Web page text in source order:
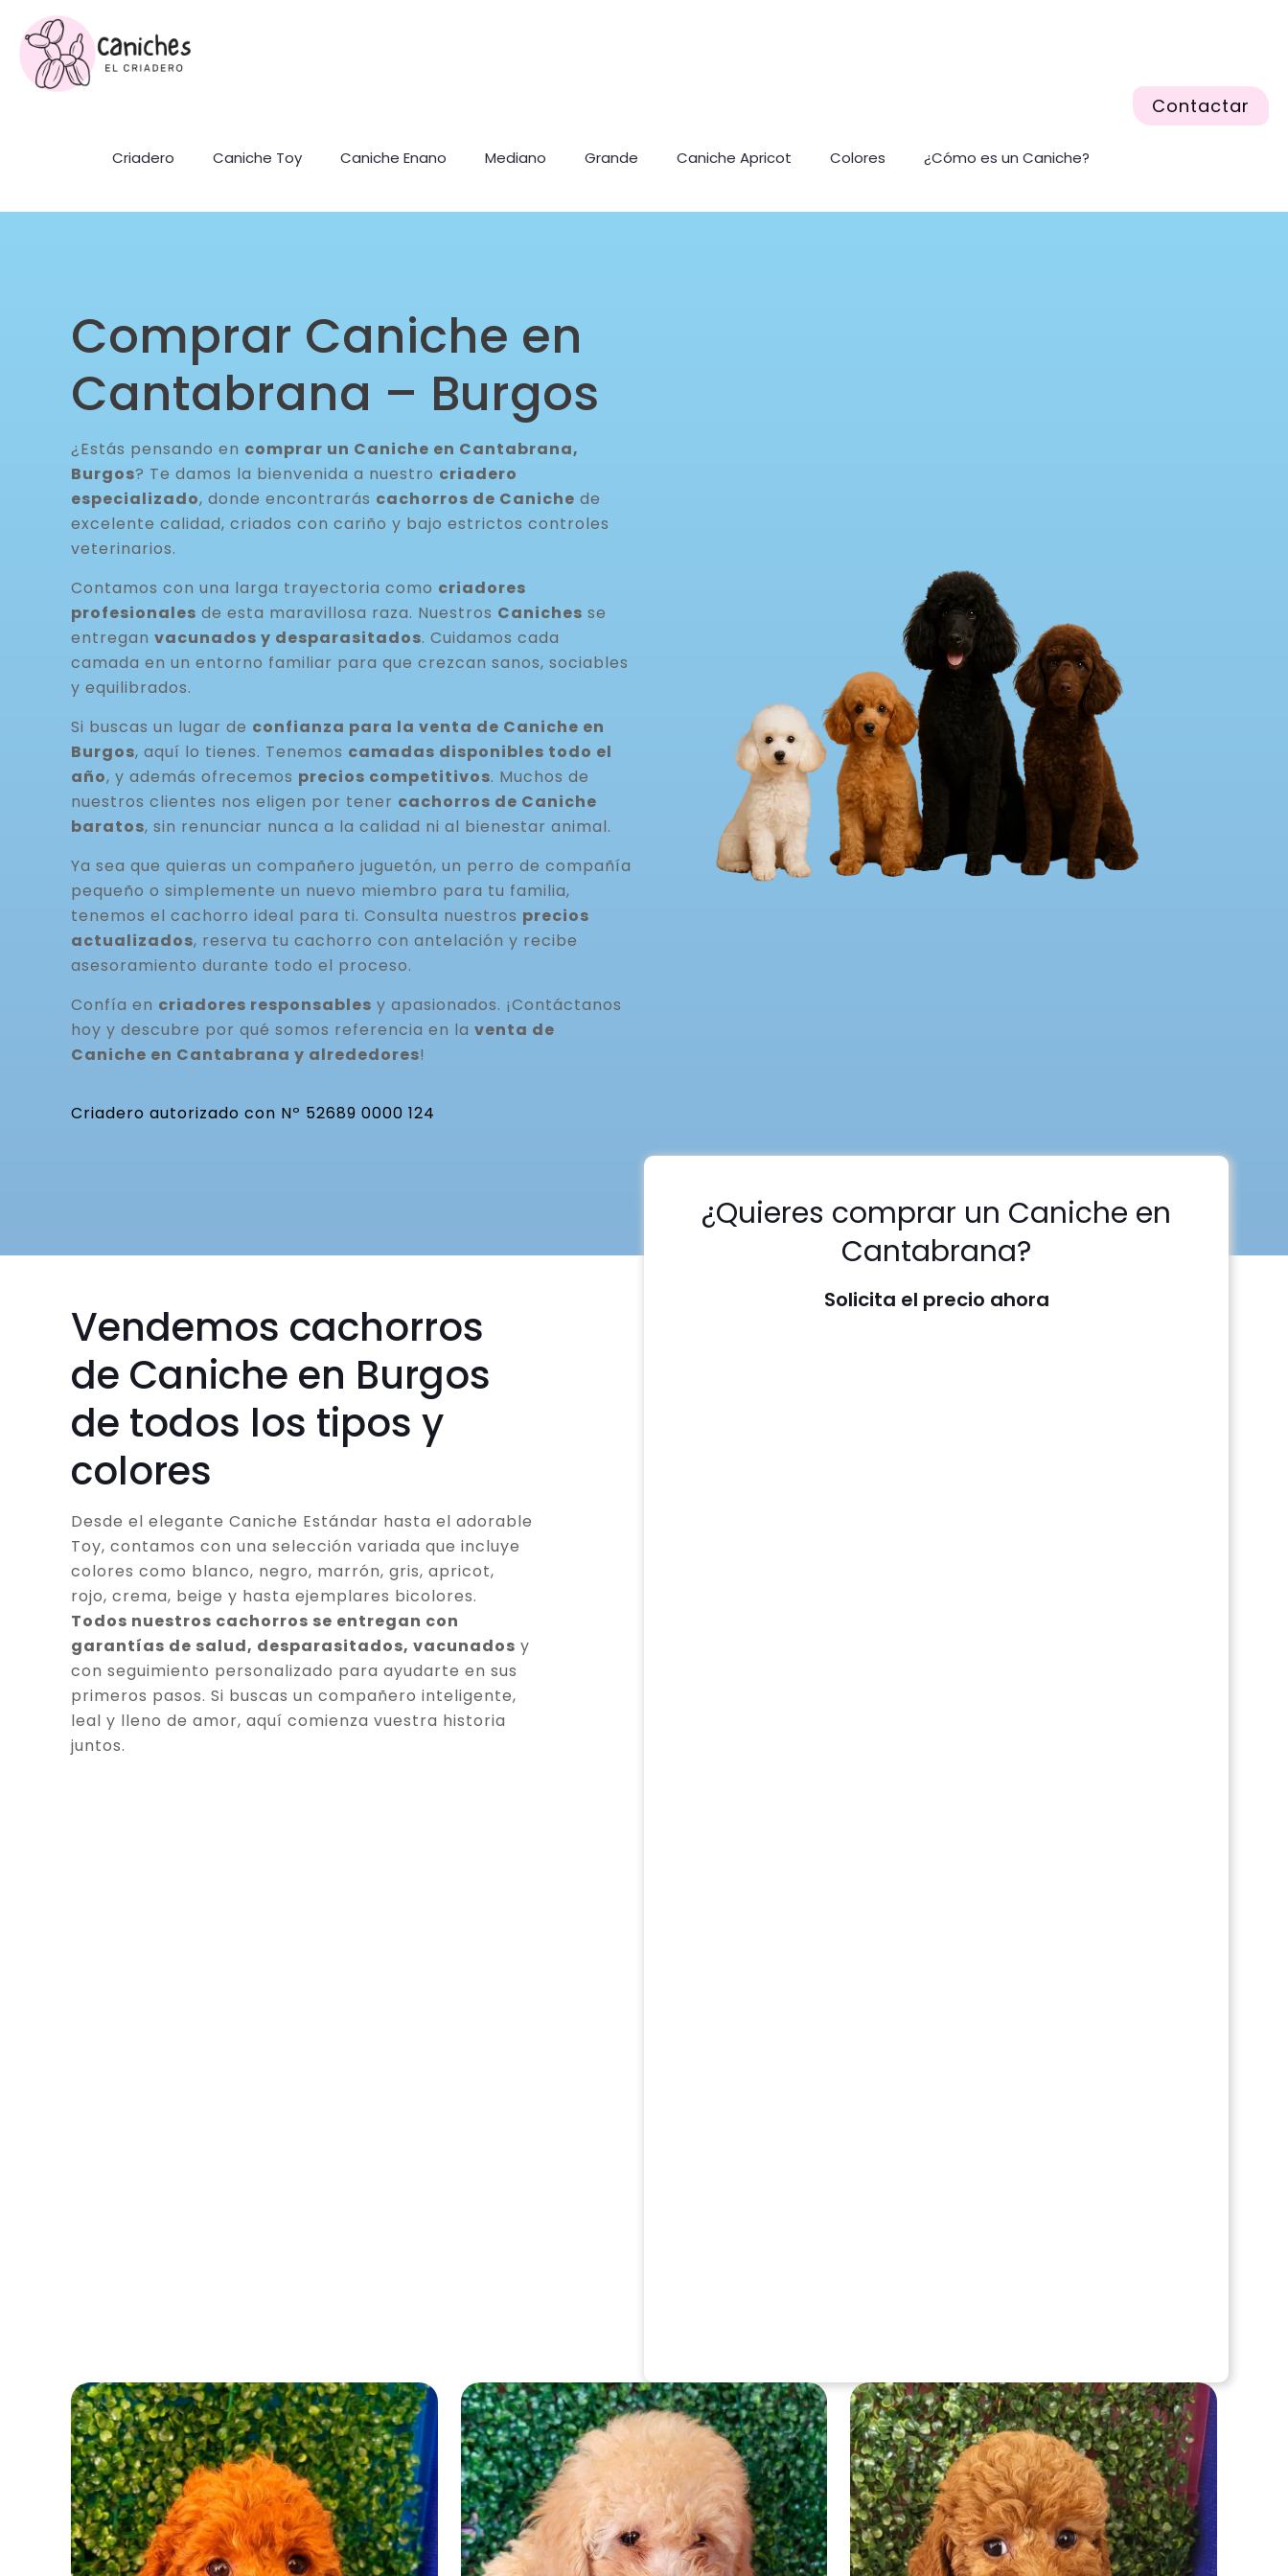
Criadero Caniche Toy Caniche Enano Mediano Grande Caniche Apricot Colores ¿Cómo es un Caniche?
Contactar
Comprar Caniche en
Cantabrana – Burgos
¿Estás pensando en comprar un Caniche en Cantabrana,
Burgos? Te damos la bienvenida a nuestro criadero
especializado, donde encontrarás cachorros de Caniche de
excelente calidad, criados con cariño y bajo estrictos controles
veterinarios.
Contamos con una larga trayectoria como criadores
profesionales de esta maravillosa raza. Nuestros Caniches se
entregan vacunados y desparasitados. Cuidamos cada
camada en un entorno familiar para que crezcan sanos, sociables
y equilibrados.
Si buscas un lugar de confianza para la venta de Caniche en
Burgos, aquí lo tienes. Tenemos camadas disponibles todo el
año, y además ofrecemos precios competitivos. Muchos de
nuestros clientes nos eligen por tener cachorros de Caniche
baratos, sin renunciar nunca a la calidad ni al bienestar animal.
Ya sea que quieras un compañero juguetón, un perro de compañía
pequeño o simplemente un nuevo miembro para tu familia,
tenemos el cachorro ideal para ti. Consulta nuestros precios
actualizados, reserva tu cachorro con antelación y recibe
asesoramiento durante todo el proceso.
Confía en criadores responsables y apasionados. ¡Contáctanos
hoy y descubre por qué somos referencia en la venta de
Caniche en Cantabrana y alrededores!
Criadero autorizado con Nº 52689 0000 124
Vendemos cachorros
de Caniche en Burgos
de todos los tipos y
colores
Desde el elegante Caniche Estándar hasta el adorable
Toy, contamos con una selección variada que incluye
colores como blanco, negro, marrón, gris, apricot,
rojo, crema, beige y hasta ejemplares bicolores.
Todos nuestros cachorros se entregan con
garantías de salud, desparasitados, vacunados y
con seguimiento personalizado para ayudarte en sus
primeros pasos. Si buscas un compañero inteligente,
leal y lleno de amor, aquí comienza vuestra historia
juntos.
¿Quieres comprar un Caniche en
Cantabrana?
Solicita el precio ahora